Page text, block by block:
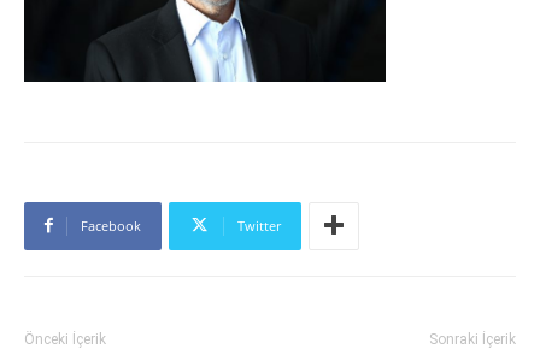
Facebook Twitter
Önceki İçerik Sonraki İçerik